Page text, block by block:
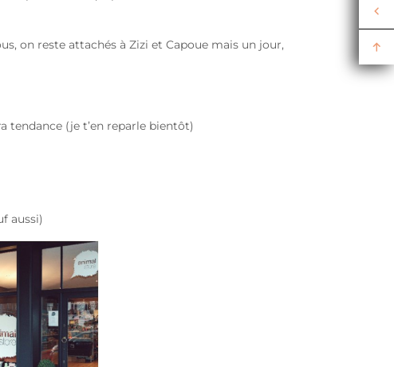
on reste attachés à Zizi et Capoue mais un jour,
tendance (je t’en reparle bientôt)
aussi)